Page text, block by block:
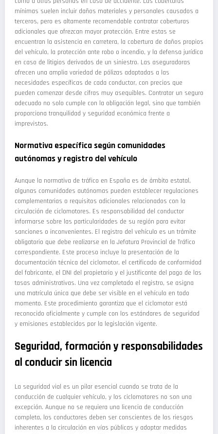
mínimas suelen incluir daños materiales y personales causados a
terceros, pero es altamente recomendable contratar coberturas
adicionales que ofrezcan mayor protección. Entre estas se
encuentran la asistencia en carretera, la cobertura de daños propios
del vehículo, la protección ante robo o incendio, y la defensa jurídica
en caso de litigios derivados de un siniestro. Las aseguradoras
ofrecen una amplia variedad de pólizas adaptadas a las
necesidades específicas de cada conductor, con precios que
pueden comenzar desde cifras muy asequibles. Contratar un seguro
adecuado no solo cumple con la obligación legal, sino que también
proporciona tranquilidad y seguridad económica frente a
imprevistos.
Normativa específica según comunidades
autónomas y registro del vehículo
Aunque la normativa de tráfico en España es de ámbito estatal,
algunas comunidades autónomas pueden establecer regulaciones
complementarias o requisitos adicionales relacionados con la
circulación de ciclomotores. Es responsabilidad del conductor
informarse sobre las particularidades de su región para evitar
sanciones o inconvenientes. El registro del vehículo es un trámite
obligatorio que debe realizarse en la Jefatura Provincial de Tráfico
correspondiente. Este proceso incluye la presentación de la
documentación técnica del ciclomotor, el certificado de conformidad
del fabricante, el DNI del propietario y el justificante del pago de las
tasas administrativas. Una vez completado el registro, se asigna
una matrícula única que debe ser visible en el vehículo en todo
momento. Este procedimiento garantiza que el ciclomotor está
reconocido oficialmente y cumple con los estándares de seguridad
y emisiones establecidos por la legislación vigente.
Seguridad, formación y responsabilidades
al conducir sin licencia
La seguridad vial es un pilar esencial cuando se trata de la
conducción de cualquier vehículo, y los ciclomotores no son una
excepción. Aunque no se requiera una licencia de conducción
completa, los conductores deben ser conscientes de los riesgos
inherentes a la circulación en vías públicas y adoptar medidas